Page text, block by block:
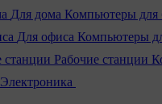
Для дома Компьютеры для
Для офиса Компьютеры
Рабочие станции
Электроника